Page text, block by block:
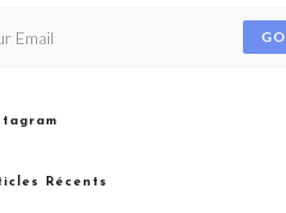
GO
Récents